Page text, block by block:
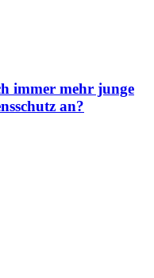
immer mehr junge
an?